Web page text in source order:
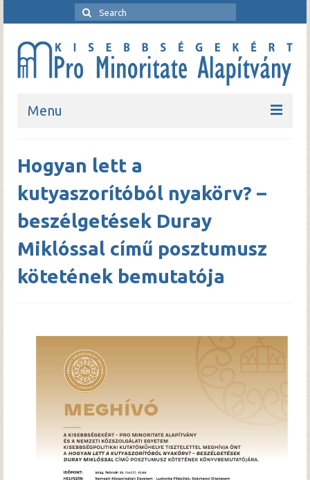
Menu
Bemutatkozó
Rendezvények
Pro Minoritate folyóirat
Pro Minoritate könyvsorozat
Archívum
Hogyan lett a
kutyaszorítóból nyakörv? –
beszélgetések Duray
Miklóssal című posztumusz
kötetének bemutatója